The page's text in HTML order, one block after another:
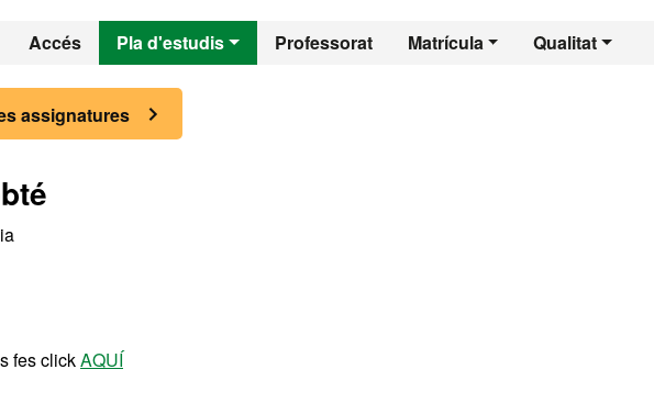
Accés Pla d'estudis Professorat Matrícula Qualitat
Economia (Anglès)
assignatures
fes clickAQUÍ